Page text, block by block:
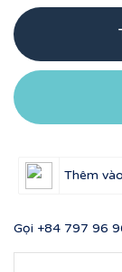
Thêm
Gọi +84 797 96